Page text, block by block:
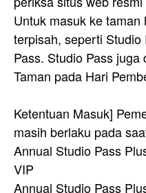
Untuk masuk ke
terpisah, seperti
Pass. Studio Pass
Taman pada Hari
Ketentuan Masuk]
masih berlaku pada
Annual Studio Pass
VIP
Annual Studio Pass